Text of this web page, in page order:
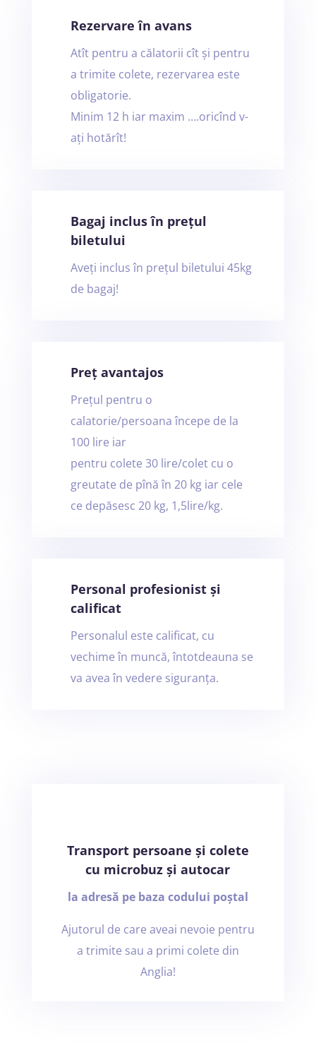
Rezervare în avans
Atît pentru a călatorii cît și pentru
a trimite colete, rezervarea este
obligatorie.
Minim 12 h iar maxim ….oricînd v-
ați hotărît!
Bagaj inclus în prețul
biletului
Aveți inclus în prețul biletului 45kg
de bagaj!
Preț avantajos
Prețul pentru o
calatorie/persoana începe de la
100 lire iar
pentru colete 30 lire/colet cu o
greutate de pînă în 20 kg iar cele
ce depăsesc 20 kg, 1,5lire/kg.
Personal profesionist și
calificat
Personalul este calificat, cu
vechime în muncă, întotdeauna se
va avea în vedere siguranța.
Transport persoane și colete
cu microbuz și autocar
la adresă pe baza codului poștal
Ajutorul de care aveai nevoie pentru
a trimite sau a primi colete din
Anglia!